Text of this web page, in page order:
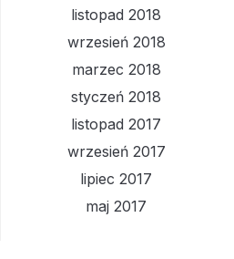
listopad 2018
wrzesień 2018
marzec 2018
styczeń 2018
listopad 2017
wrzesień 2017
lipiec 2017
maj 2017